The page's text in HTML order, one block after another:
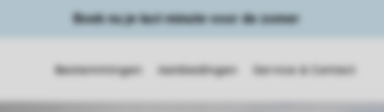
Boek nu je last minute voor de zomer
Bestemmingen Aanbiedingen Service & Contact